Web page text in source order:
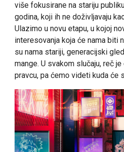
više fokusirane na stariju
godina, koji ih ne doživljavaju
Ulazimo u novu etapu, u kojoj
interesovanja koja će nama biti
su nama stariji, generacijski
mange. U svakom slučaju, reč
pravcu, pa ćemo videti kuda će